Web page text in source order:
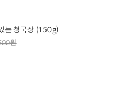
는 청국장 (150g)
원